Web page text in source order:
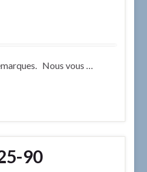
Nous vous …
90